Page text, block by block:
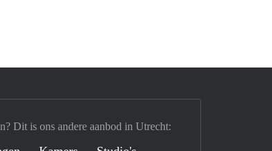
Dit is ons andere aanbod in Utrecht: